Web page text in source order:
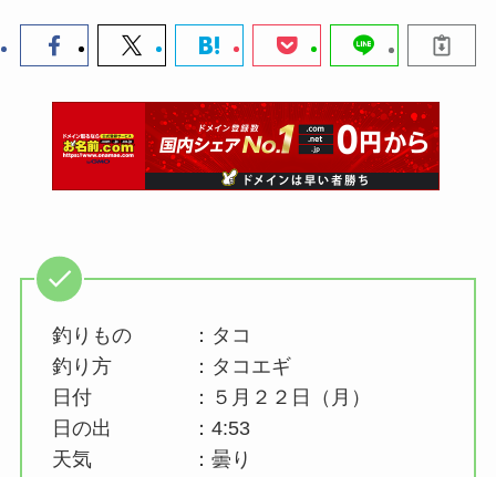
釣りもの ：タコ
釣り方 ：タコエギ
日付 ：５月２２日（月）
日の出 ：4:53
天気 ：曇り